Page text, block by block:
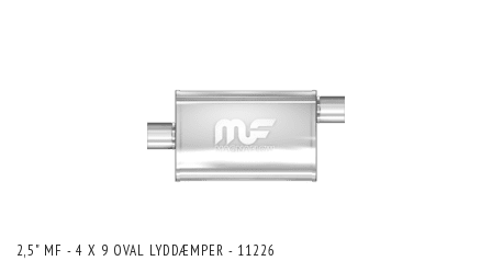
2,5" MF - 4 X 9 OVAL LYDDÆMPER - 11226